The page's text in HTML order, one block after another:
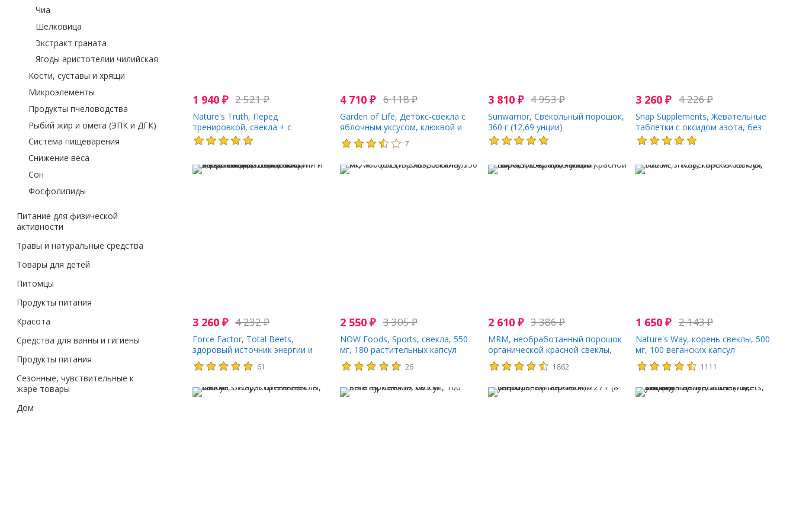
Чиа
Шелковица
Экстракт граната
Ягоды аристотелии чилийская
Кости, суставы и хрящи
Микроэлементы
Продукты пчеловодства
Рыбий жир и омега (ЭПК и ДГК)
Система пищеварения
Снижение веса
Сон
Фосфолипиды
Питание для физической
активности
Травы и натуральные средства
Товары для детей
Питомцы
Продукты питания
Красота
Средства для ванны и гигиены
Продукты питания
Сезонные, чувствительные к
жаре товары
Дом
1 940 ₽ 2 521₽
Nature's Truth, Перед
тренировкой, свекла + с
нитратами, 60 капсул быстрого
действия
4 710₽ 6 118₽
Garden of Life, Детокс-свекла с
яблочным уксусом, клюквой и
гранатом, 105 г (3,7 унции)
7
3 810 ₽ 4 953₽
Sunwarrior, Свекольный порошок,
360 г (12,69 унции)
3 260₽ 4 226₽
Snap Supplements, Жевательные
таблетки с оксидом азота, без
сахара, 60 жевательных таблеток
3 260 ₽ 4 232₽
Force Factor, Total Beets,
здоровый источник энергии и
антиоксидантов, свекла и ягоды
асаи, 325 мг, 60 жевательных
61
2 550₽ 3 305₽
NOW Foods, Sports, свекла, 550
мг, 180 растительных капсул
26
2 610 ₽ 3 386₽
MRM, необработанный порошок
органической красной свеклы,
240 г (8,5 унции)
1862
1 650₽ 2 143₽
Nature's Way, корень свеклы, 500
мг, 100 веганских капсул
1111